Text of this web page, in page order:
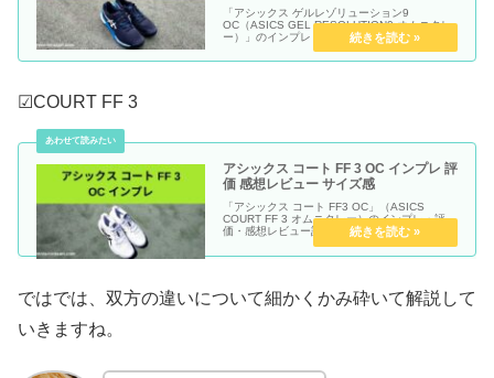
「アシックス ゲルレゾリューション9
OC（ASICS GEL RESOLUTION9 オムニクレ
ー）」のインプレ・評価・感想レビュー記事で
☑COURT FF 3
アシックス コート FF 3 OC インプレ 評
価 感想レビュー サイズ感
「アシックス コート FF3 OC」（ASICS
COURT FF 3 オムニクレー）のインプレ・評
価・感想レビュー記事です。
ではでは、双方の違いについて細かくかみ砕いて解説して
いきますね。